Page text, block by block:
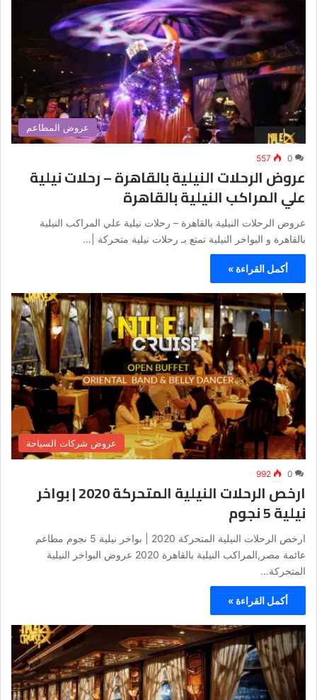
عروض المطاعم
0
557
عروض الرحلات النيلية بالقاهرة – رحلات نيلية
علي المراكب النيلية بالقاهرة
عروض الرحلات النيلية بالقاهرة – رحلات نيلية علي المراكب النيلية
بالقاهرة و البواخر النيلية تمتع بـ رحلات نيلية متحركة |…
أكمل القراءة »
عروض شركات السياحة
0
992
ارخص الرحلات النيلية المتحركة 2020 | بواخر
نيلية 5 نجوم
ارخص الرحلات النيلية المتحركة 2020 | بواخر نيلية 5 نجوم مطاعم
عائمة مصر,المراكب النيلية بالقاهرة 2020 عروض البواخر النيلية
المتحركة…
أكمل القراءة »